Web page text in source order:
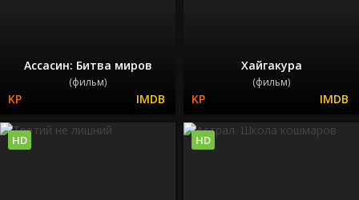
Ассасин: Битва миров
(фильм)
Хайгакура
(фильм)
HD HD